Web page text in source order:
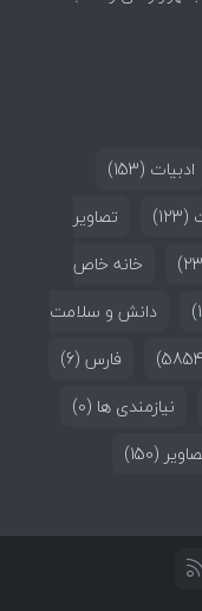
ادبیات (153)
(123)
تصاویر
خانه خاص
دانش و سلامت
فارس (6)
نیازمندی ها (0)
(150)